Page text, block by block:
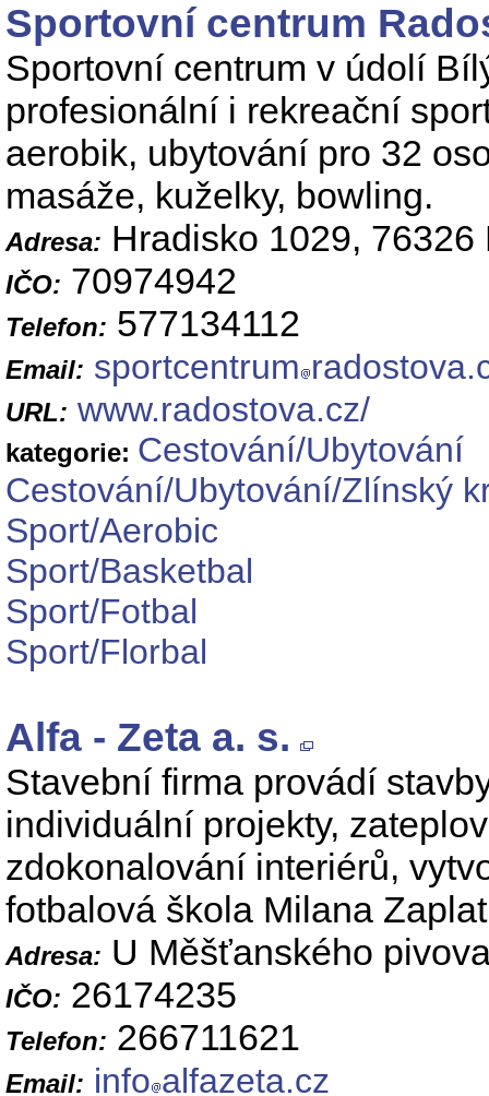
Sportovní centrum
Sportovní centrum v údolí
profesionální i rekreační
aerobik, ubytování pro 32
masáže, kuželky, bowling.
Adresa: Hradisko 1029, 76326
IČO: 70974942
Telefon: 577134112
Email: sportcentrum
URL: www.radostova.cz/
kategorie: Cestování/Ubytování
Cestování/Ubytování/Zlínský
Sport/Aerobic
Sport/Basketbal
Sport/Fotbal
Sport/Florbal
Alfa - Zeta a. s.
Stavební firma provádí
individuální projekty,
zdokonalování interiérů,
fotbalová škola Milana
Adresa: U Měšťanského
IČO: 26174235
Telefon: 266711621
Email: info alfazeta.cz